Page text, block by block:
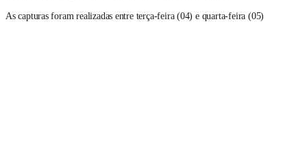
As capturas foram realizadas entre terça-feira (04) e quarta-feira (05)